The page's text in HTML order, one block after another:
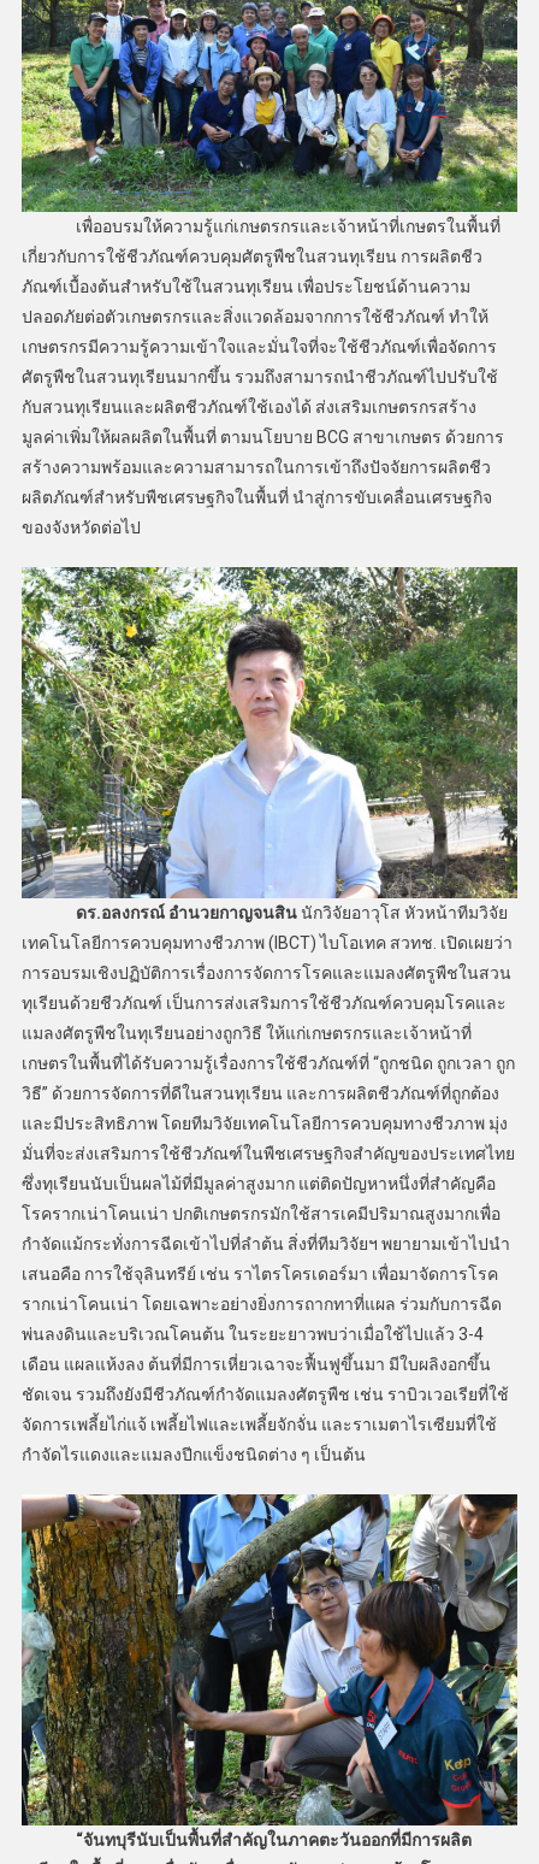
เพื่ออบรมให้ความรู้แก่เกษตรกรและเจ้าหน้าที่เกษตรในพื้นที่
เกี่ยวกับการใช้ชีวภัณฑ์ควบคุมศัตรูพืชในสวนทุเรียน การผลิตชีว
ภัณฑ์เบื้องต้นสำหรับใช้ในสวนทุเรียน เพื่อประโยชน์ด้านความ
ปลอดภัยต่อตัวเกษตรกรและสิ่งแวดล้อมจากการใช้ชีวภัณฑ์ ทำให้
เกษตรกรมีความรู้ความเข้าใจและมั่นใจที่จะใช้ชีวภัณฑ์เพื่อจัดการ
ศัตรูพืชในสวนทุเรียนมากขึ้น รวมถึงสามารถนำชีวภัณฑ์ไปปรับใช้
กับสวนทุเรียนและผลิตชีวภัณฑ์ใช้เองได้ ส่งเสริมเกษตรกรสร้าง
มูลค่าเพิ่มให้ผลผลิตในพื้นที่ ตามนโยบาย BCG สาขาเกษตร ด้วยการ
สร้างความพร้อมและความสามารถในการเข้าถึงปัจจัยการผลิตชีว
ผลิตภัณฑ์สำหรับพืชเศรษฐกิจในพื้นที่ นำสู่การขับเคลื่อนเศรษฐกิจ
ของจังหวัดต่อไป
ดร.อลงกรณ์ อำนวยกาญจนสินนักวิจัยอาวุโส หัวหน้าทีมวิจัย
เทคโนโลยีการควบคุมทางชีวภาพ (IBCT) ไบโอเทค สวทช. เปิดเผยว่า
การอบรมเชิงปฏิบัติการเรื่องการจัดการโรคและแมลงศัตรูพืชในสวน
ทุเรียนด้วยชีวภัณฑ์ เป็นการส่งเสริมการใช้ชีวภัณฑ์ควบคุมโรคและ
แมลงศัตรูพืชในทุเรียนอย่างถูกวิธี ให้แก่เกษตรกรและเจ้าหน้าที่
เกษตรในพื้นที่ได้รับความรู้เรื่องการใช้ชีวภัณฑ์ที่ “ถูกชนิด ถูกเวลา ถูก
วิธี” ด้วยการจัดการที่ดีในสวนทุเรียน และการผลิตชีวภัณฑ์ที่ถูกต้อง
และมีประสิทธิภาพ โดยทีมวิจัยเทคโนโลยีการควบคุมทางชีวภาพ มุ่ง
มั่นที่จะส่งเสริมการใช้ชีวภัณฑ์ในพืชเศรษฐกิจสำคัญของประเทศไทย
ซึ่งทุเรียนนับเป็นผลไม้ที่มีมูลค่าสูงมาก แต่ติดปัญหาหนึ่งที่สำคัญคือ
โรครากเน่าโคนเน่า ปกติเกษตรกรมักใช้สารเคมีปริมาณสูงมากเพื่อ
กำจัดแม้กระทั่งการฉีดเข้าไปที่ลำต้น สิ่งที่ทีมวิจัยฯ พยายามเข้าไปนํา
เสนอคือ การใช้จุลินทรีย์ เช่น ราไตรโครเดอร์มา เพื่อมาจัดการโรค
รากเน่าโคนเน่า โดยเฉพาะอย่างยิ่งการถากทาที่แผล ร่วมกับการฉีด
พ่นลงดินและบริเวณโคนต้น ในระยะยาวพบว่าเมื่อใช้ไปแล้ว 3-4
เดือน แผลแห้งลง ต้นที่มีการเหี่ยวเฉาจะฟื้นฟูขึ้นมา มีใบผลิงอกขึ้น
ชัดเจน รวมถึงยังมีชีวภัณฑ์กำจัดแมลงศัตรูพืช เช่น ราบิวเวอเรียที่ใช้
จัดการเพลี้ยไก่แจ้ เพลี้ยไฟและเพลี้ยจักจั่น และราเมตาไรเซียมที่ใช้
กำจัดไรแดงและแมลงปีกแข็งชนิดต่าง ๆ เป็นต้น
“จันทบุรีนับเป็นพื้นที่สำคัญในภาคตะวันออกที่มีการผลิต